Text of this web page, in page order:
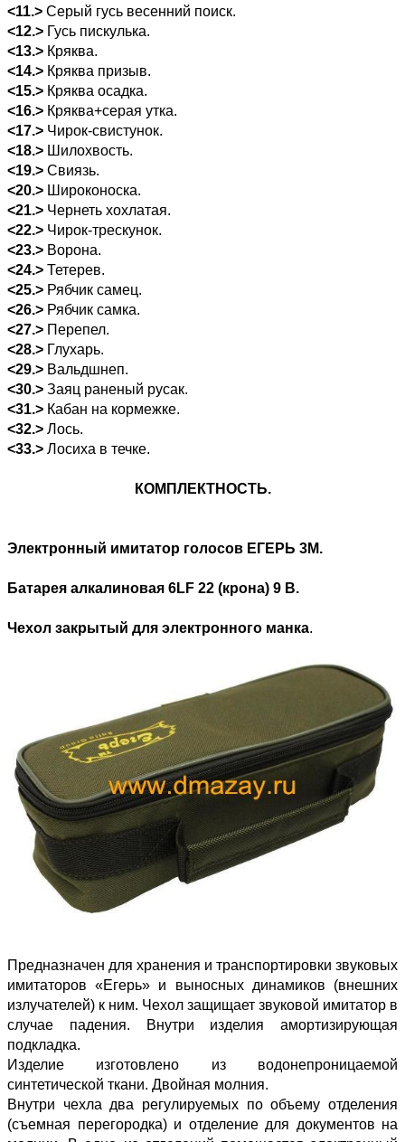
<11.> Серый гусь весенний поиск.
<12.> Гусь пискулька.
<13.> Кряква.
<14.> Кряква призыв.
<15.> Кряква осадка.
<16.> Кряква+серая утка.
<17.> Чирок-свистунок.
<18.> Шилохвость.
<19.> Свиязь.
<20.> Широконоска.
<21.> Чернеть хохлатая.
<22.> Чирок-трескунок.
<23.> Ворона.
<24.> Тетерев.
<25.> Рябчик самец.
<26.> Рябчик самка.
<27.> Перепел.
<28.> Глухарь.
<29.> Вальдшнеп.
<30.> Заяц раненый русак.
<31.> Кабан на кормежке.
<32.> Лось.
<33.> Лосиха в течке.
КОМПЛЕКТНОСТЬ.
Электронный имитатор голосов ЕГЕРЬ 3М.
Батарея алкалиновая 6LF 22 (крона) 9 В.
Чехол закрытый для электронного манка.
Предназначен для хранения и транспортировки звуковых
имитаторов «Егерь» и выносных динамиков (внешних
излучателей) к ним. Чехол защищает звуковой имитатор в
случае падения. Внутри изделия амортизирующая
подкладка.
Изделие изготовлено из водонепроницаемой
синтетической ткани. Двойная молния.
Внутри чехла два регулируемых по объему отделения
(съемная перегородка) и отделение для документов на